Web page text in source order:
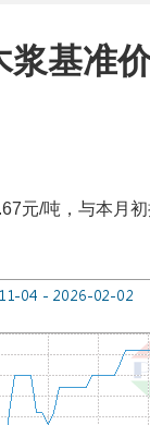
基准
元/吨，与本月